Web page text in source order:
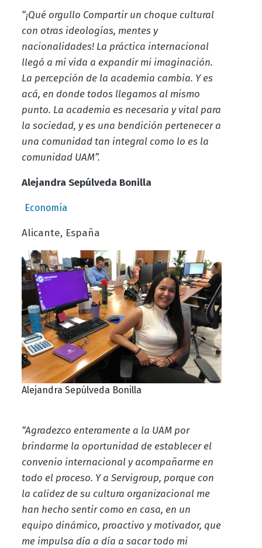
“¡Qué orgullo Compartir un choque cultural
con otras ideologías, mentes y
nacionalidades! La práctica internacional
llegó a mi vida a expandir mi imaginación.
La percepción de la academia cambia. Y es
acá, en donde todos llegamos al mismo
punto. La academia es necesaria y vital para
la sociedad, y es una bendición pertenecer a
una comunidad tan integral como lo es la
comunidad UAM”.
Alejandra Sepúlveda Bonilla
Economía
Alicante, España
Alejandra Sepúlveda Bonilla
“Agradezco enteramente a la UAM por
brindarme la oportunidad de establecer el
convenio internacional y acompañarme en
todo el proceso. Y a Servigroup, porque con
la calidez de su cultura organizacional me
han hecho sentir como en casa, en un
equipo dinámico, proactivo y motivador, que
me impulsa día a día a sacar todo mi